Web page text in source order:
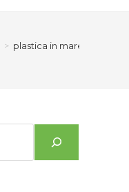
> plastica in mare 2